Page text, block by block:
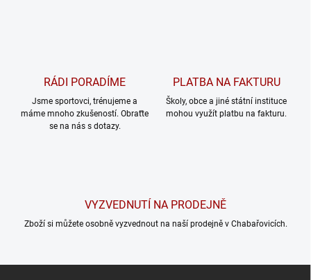
RÁDI PORADÍME
Jsme sportovci, trénujeme a
máme mnoho zkušeností. Obraťte
se na nás s dotazy.
PLATBA NA FAKTURU
Školy, obce a jiné státní instituce
mohou využít platbu na fakturu.
VYZVEDNUTÍ NA PRODEJNĚ
Zboží si můžete osobně vyzvednout na naší prodejně v Chabařovicích.